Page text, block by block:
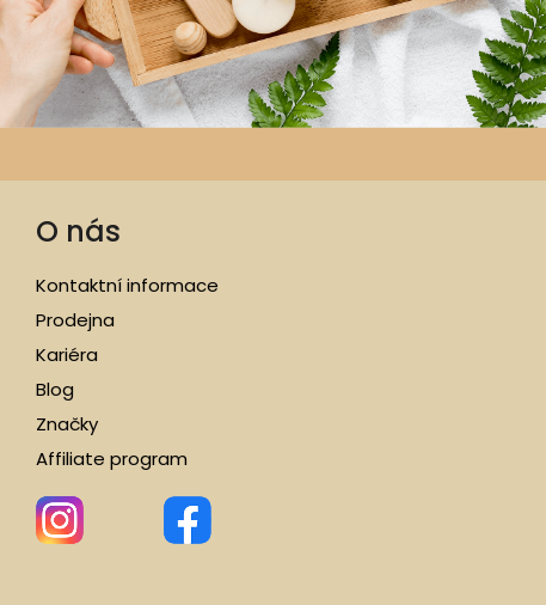
O nás
Kontaktní informace
Prodejna
Kariéra
Blog
Značky
Affiliate program